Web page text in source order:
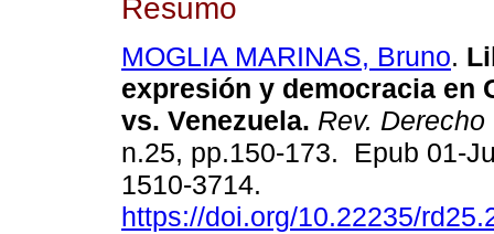
Resumo
MOGLIA MARINAS, Bruno.
expresión y democracia en
vs. Venezuela. Rev. Derecho
n.25, pp.150-173. Epub 01-
1510-3714.
https://doi.org/10.22235/